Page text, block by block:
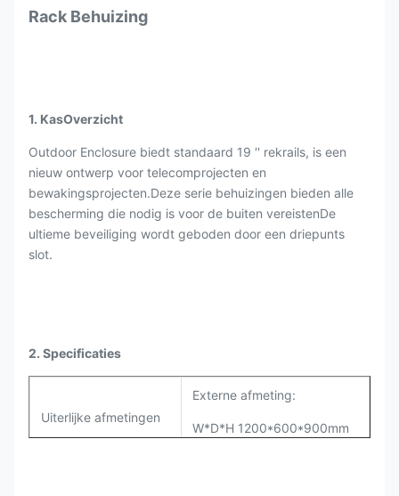
Rack Behuizing
1. KasOverzicht
Outdoor Enclosure biedt standaard 19 ′′ rekrails, is een
nieuw ontwerp voor telecomprojecten en
bewakingsprojecten.Deze serie behuizingen bieden alle
bescherming die nodig is voor de buiten vereistenDe
ultieme beveiliging wordt geboden door een driepunts
slot.
2. Specificaties
Uiterlijke afmetingen
Externe afmeting:
W*D*H 1200*600*900mm